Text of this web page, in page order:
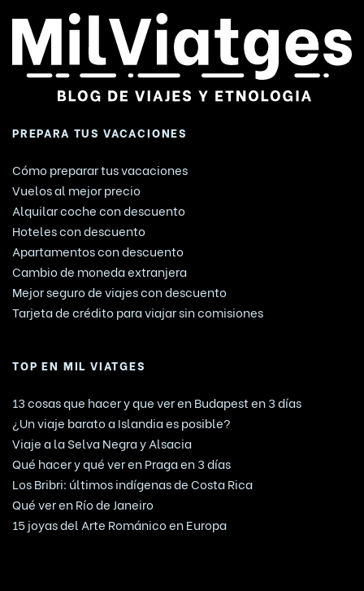
PREPARA TUS VACACIONES
Cómo preparar tus vacaciones
Vuelos al mejor precio
Alquilar coche con descuento
Hoteles con descuento
Apartamentos con descuento
Cambio de moneda extranjera
Mejor seguro de viajes con descuento
Tarjeta de crédito para viajar sin comisiones
TOP EN MIL VIATGES
13 cosas que hacer y que ver en Budapest en 3 días
¿Un viaje barato a Islandia es posible?
Viaje a la Selva Negra y Alsacia
Qué hacer y qué ver en Praga en 3 días
Los Bribri: últimos indígenas de Costa Rica
Qué ver en Río de Janeiro
15 joyas del Arte Románico en Europa